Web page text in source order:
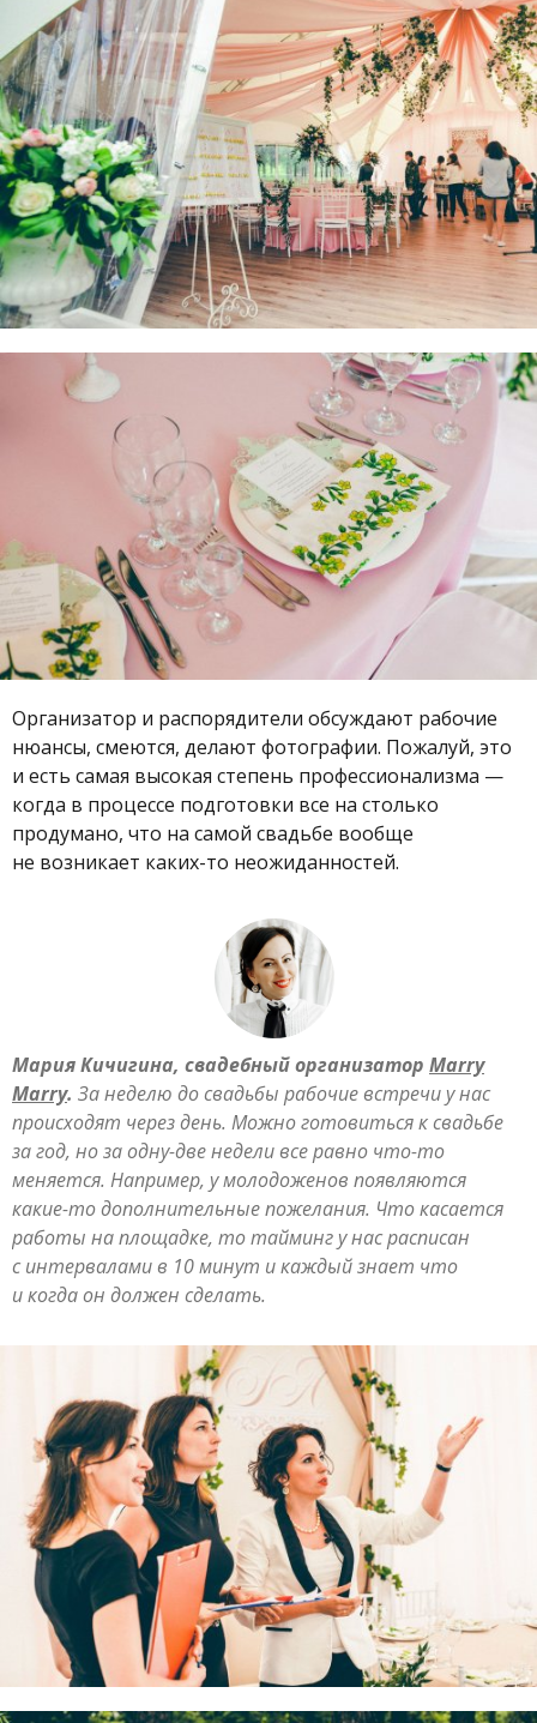
Организатор и распорядители обсуждают рабочие
нюансы, смеются, делают фотографии. Пожалуй, это
и есть самая высокая степень профессионализма —
когда в процессе подготовки все на столько
продумано, что на самой свадьбе вообще
не возникает каких-то неожиданностей.
Мария Кичигина, свадебный организатор Marry
Marry. За неделю до свадьбы рабочие встречи у нас
происходят через день. Можно готовиться к свадьбе
за год, но за одну-две недели все равно что-то
меняется. Например, у молодоженов появляются
какие-то дополнительные пожелания. Что касается
работы на площадке, то тайминг у нас расписан
с интервалами в 10 минут и каждый знает что
и когда он должен сделать.